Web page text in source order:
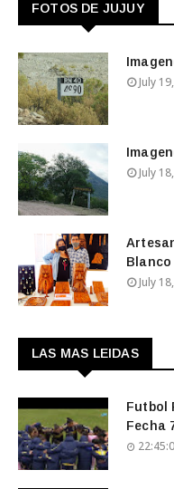
FOTOS DE JUJUY
July
July
Blanco
July
LAS MAS LEIDAS
Futbol
Fecha